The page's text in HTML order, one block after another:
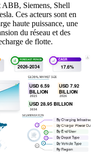
ABB, Siemens, Shell
Ces acteurs sont en
haute puissance, une
du réseau et des
de flotte.